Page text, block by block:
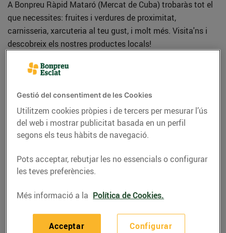
A Bonpreu Ràpid Mataró (Mercat de Cuba) trobaràs tot el
que necessites: fruites i verdures de proximitat,
carnisseria, xarcuteria al teu gust, i molt més. Visita'ns i
descobreix els nostres productes locals!
Adreça
Pl. de Cuba, s/n (08302) Mataró
Telèfon
937936227
Horaris Bonpreu Rapid Mataró
Gestió del consentiment de les Cookies
Utilitzem cookies pròpies i de tercers per mesurar l’ús
del web i mostrar publicitat basada en un perfil
segons els teus hàbits de navegació.
Pots acceptar, rebutjar les no essencials o configurar
les teves preferències.
Més informació a la Política de Cookies.
Configurar
Acceptar